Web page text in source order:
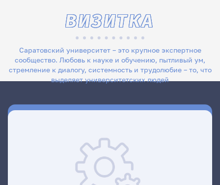
Саратовский университет – это крупное экспертное
сообщество. Любовь к науке и обучению, пытливый ум,
стремление к диалогу, системность и трудолюбие – то, что
выделяет университетских людей
ВИЗИТКА